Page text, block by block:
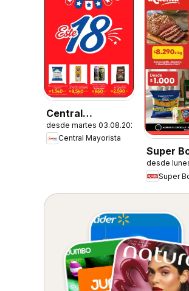
Central
Mayorista
Ofertas
desde martes 03.08.2026
Central Mayorista
Super
desde